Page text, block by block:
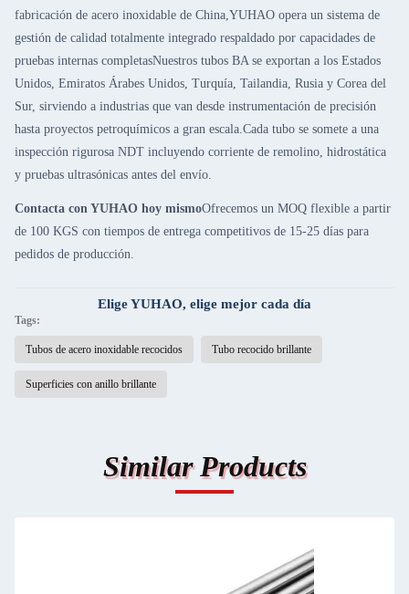
fabricación de acero inoxidable de China,YUHAO opera un sistema de
gestión de calidad totalmente integrado respaldado por capacidades de
pruebas internas completasNuestros tubos BA se exportan a los Estados
Unidos, Emiratos Árabes Unidos, Turquía, Tailandia, Rusia y Corea del
Sur, sirviendo a industrias que van desde instrumentación de precisión
hasta proyectos petroquímicos a gran escala.Cada tubo se somete a una
inspección rigurosa NDT incluyendo corriente de remolino, hidrostática
y pruebas ultrasónicas antes del envío.
Contacta con YUHAO hoy mismoOfrecemos un MOQ flexible a partir
de 100 KGS con tiempos de entrega competitivos de 15-25 días para
pedidos de producción.
Elige YUHAO, elige mejor cada día
Tags:
Tubos de acero inoxidable recocidos Tubo recocido brillante
Superficies con anillo brillante
Similar Products